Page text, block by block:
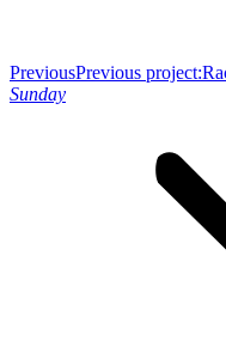
PreviousPrevious project:
Sunday